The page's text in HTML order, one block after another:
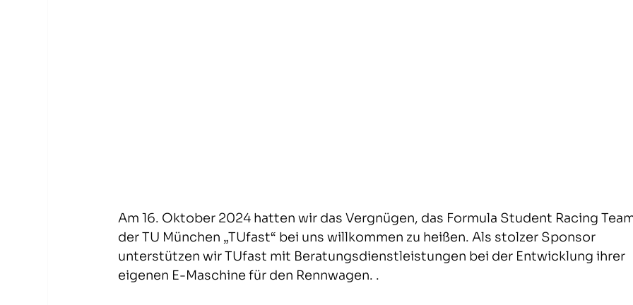
Am 16. Oktober 2024 hatten wir das Vergnügen, das Formula Student Racing
der TU München „TUfast“ bei uns willkommen zu heißen. Als stolzer Sponsor
unterstützen wir TUfast mit Beratungsdienstleistungen bei der Entwicklung ihrer
eigenen E-Maschine für den Rennwagen. .